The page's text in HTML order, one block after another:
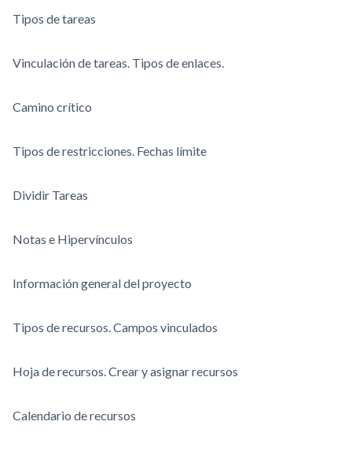
Tipos de tareas
Vinculación de tareas. Tipos de enlaces.
Camino crítico
Tipos de restricciones. Fechas límite
Dividir Tareas
Notas e Hipervínculos
Información general del proyecto
Tipos de recursos. Campos vinculados
Hoja de recursos. Crear y asignar recursos
Calendario de recursos